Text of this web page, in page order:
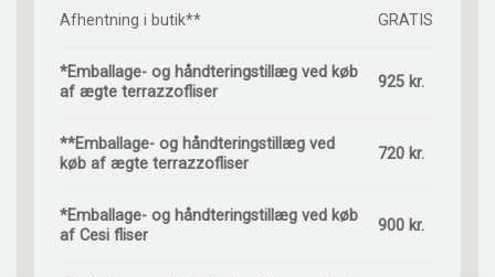
Afhentning i butik** GRATIS
*Emballage- og håndteringstillæg ved køb
af ægte terrazzofliser
925 kr.
**Emballage- og håndteringstillæg ved
køb af ægte terrazzofliser
720 kr.
*Emballage- og håndteringstillæg ved køb
af Cesi fliser
900 kr.